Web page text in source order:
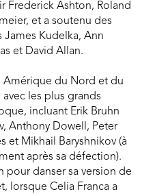
Frederick Ashton, Roland
et a soutenu des
James Kudelka, Ann
et David Allan.
Amérique du Nord et du
les plus grands
incluant Erik Bruhn
Anthony Dowell, Peter
et Mikhail Baryshnikov (à
après sa défection).
pour danser sa version de
lorsque Celia Franca a